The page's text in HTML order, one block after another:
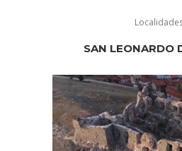
SAN LEONARDO